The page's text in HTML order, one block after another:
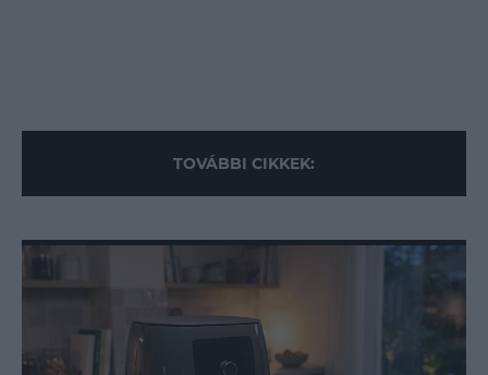
TOVÁBBI CIKKEK: